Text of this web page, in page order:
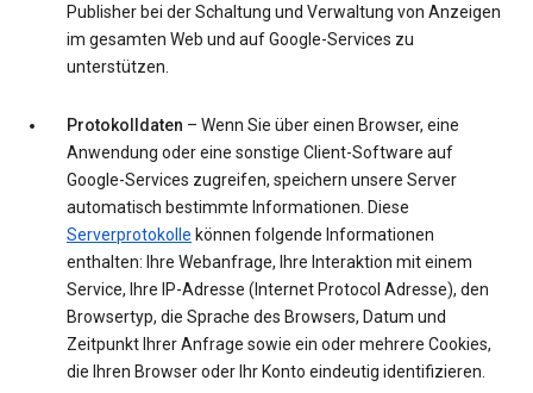
Publisher bei der Schaltung und Verwaltung von Anzeigen
im gesamten Web und auf Google-Services zu
unterstützen.
Protokolldaten – Wenn Sie über einen Browser, eine
Anwendung oder eine sonstige Client-Software auf
Google-Services zugreifen, speichern unsere Server
automatisch bestimmte Informationen. Diese
Serverprotokolle können folgende Informationen
enthalten: Ihre Webanfrage, Ihre Interaktion mit einem
Service, Ihre IP-Adresse (Internet Protocol Adresse), den
Browsertyp, die Sprache des Browsers, Datum und
Zeitpunkt Ihrer Anfrage sowie ein oder mehrere Cookies,
die Ihren Browser oder Ihr Konto eindeutig identifizieren.